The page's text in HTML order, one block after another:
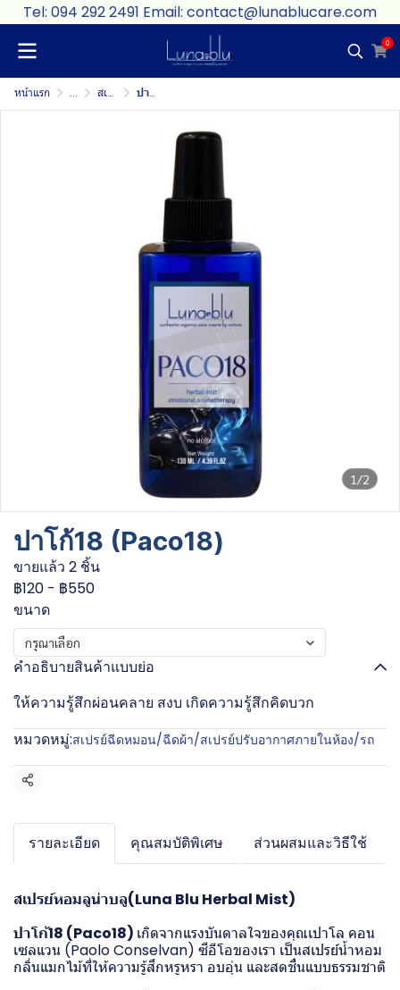
Tel: 094 292 2491 Email: contact@lunablucare.com
0
หน้าแรก ... สเปรย์ฉีดหมอน/ฉีดผ้า/สเปรย์ปรับอากาศภายในห้อง/รถ ปาโก้18 (Paco18)
1/2
ปาโก้18 (Paco18)
ขายแล้ว 2 ชิ้น
฿120 - ฿550
ขนาด
กรุณาเลือก
คำอธิบายสินค้าแบบย่อ
ให้ความรู้สึกผ่อนคลาย สงบ เกิดความรู้สึกคิดบวก
หมวดหมู่:สเปรย์ฉีดหมอน/ฉีดผ้า/สเปรย์ปรับอากาศภายในห้อง/รถ
แชร์
รายละเอียด คุณสมบัติพิเศษ ส่วนผสมและวิธีใช้
สเปรย์หอมลูน่าบลู(Luna Blu Herbal Mist)
ปาโก้18 (Paco18) เกิดจากแรงบันดาลใจของคุณเปาโล คอน
เซลแวน (Paolo Conselvan) ซีอีโอของเรา เป็นสเปรย์น้ำหอม
กลิ่นแมกไม้ที่ให้ความรู้สึกหรูหรา อบอุ่น และสดชื่นแบบธรรมชาติ